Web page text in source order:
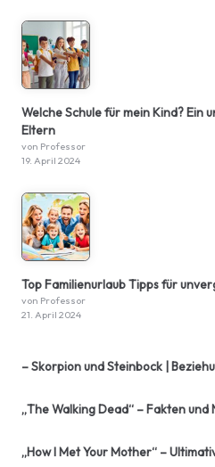
Welche Schule für mein Kind? Ein
Eltern
von Professor
19. April 2024
Top Familienurlaub Tipps für
von Professor
21. April 2024
– Skorpion und Steinbock |
„The Walking Dead“ – Fakten und
„How I Met Your Mother“ –